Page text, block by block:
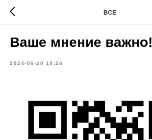
ВСЕ
Ваше мнение важно!
2024-06-20 10:26